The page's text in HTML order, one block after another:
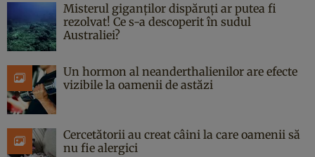
Misterul giganților dispăruți ar putea fi
rezolvat! Ce s-a descoperit în sudul
Australiei?
Un hormon al neanderthalienilor are efecte
vizibile la oamenii de astăzi
Cercetătorii au creat câini la care oamenii să
nu fie alergici